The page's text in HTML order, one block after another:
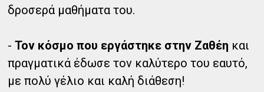
δροσερά μαθήματα του.
-Τον κόσμο που εργάστηκε στην Ζαθέη και
πραγματικά έδωσε τον καλύτερο του εαυτό,
με πολύ γέλιο και καλή διάθεση!